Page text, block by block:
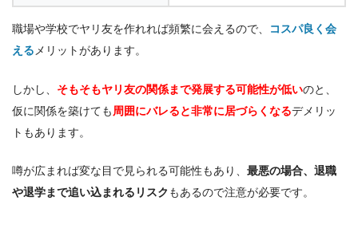
職場や学校でヤリ友を作れれば頻繁に会えるので、
コスパ良く会
える メリットがあります。
しかし、 そもそもヤリ友の関係まで発展する可能性が低いのと、
仮に関係を築けても周囲にバレると非常に居づらくなるデメリッ
トもあります。
噂が広まれば変な目で見られる可能性もあり、 最悪の場合、退職
や退学まで追い込まれるリスク もあるので注意が必要です。